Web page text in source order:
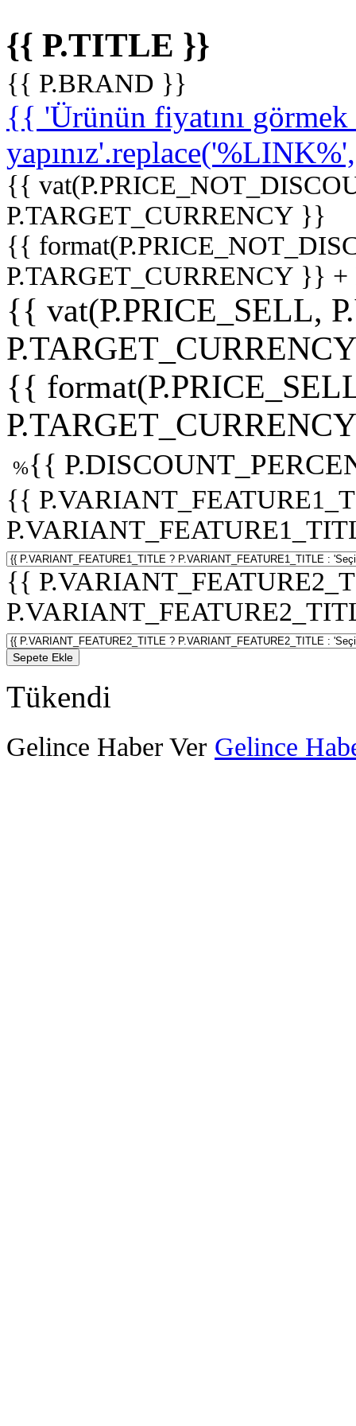
{{ P.TITLE }}
{{ P.BRAND }}
{{ 'Ürünün fiyatını
{{
P.TARGET_CURRENCY }}
{{
P.TARGET_CURRENCY }}
{{ vat(P.PRICE_SELL,
{{
%{{
{{
{{
Sepete Ekle
Tükendi
Gelince Haber Ver Gelince